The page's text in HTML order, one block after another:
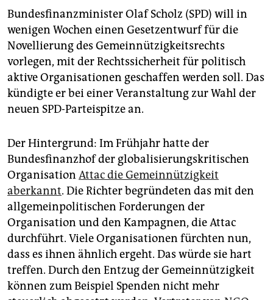
abo
genossenschaft
epaper login
Bundesfinanzminister Olaf Scholz (SPD) will in
wenigen Wochen einen Gesetzentwurf für die
Novellierung des Gemeinnützigkeitsrechts
vorlegen, mit der Rechtssicherheit für politisch
aktive Organisationen geschaffen werden soll. Das
kündigte er bei einer Veranstaltung zur Wahl der
neuen SPD-Parteispitze an.
Der Hintergrund: Im Frühjahr hatte der
Bundesfinanzhof der globalisierungskritischen
Organisation Attac die Gemeinnützigkeit
aberkannt. Die Richter begründeten das mit den
allgemeinpolitischen Forderungen der
Organisation und den Kampagnen, die Attac
durchführt. Viele Organisationen fürchten nun,
dass es ihnen ähnlich ergeht. Das würde sie hart
treffen. Durch den Entzug der Gemeinnützigkeit
können zum Beispiel Spenden nicht mehr